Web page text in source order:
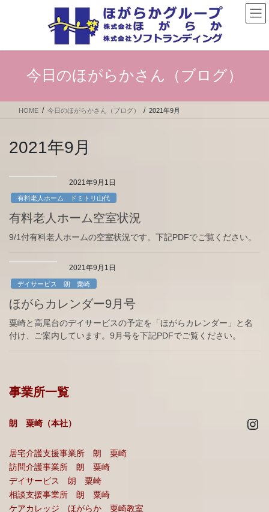
今日のほがらかさん（ブログ）
HOME 今日のほがらかさん（ブログ） 2021年9月
2021年9月
2021年9月1日
有料老人ホーム ドミトリ山代
有料老人ホーム空室状況
9/1付有料老人ホームの空室状況です。下記PDFでご覧ください。
2021年9月1日
デイサービス 朗 粟崎
ほがらカレンダー9月号
粟崎と高尾台のデイサービスの予定を「ほがらカレンダー」と名
付け、ご案内しています。9月号を下記PDFでご覧ください。
事業所一覧
朗 粟崎（本社）
居宅介護支援事業所 朗 粟崎
訪問介護事業所 朗 粟崎
デイサービス 朗 粟崎
相談支援事業所 朗 粟崎
ケアカレッジ ほがらか 粟崎教室